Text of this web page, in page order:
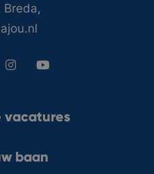
Breda,
vacatures
baan